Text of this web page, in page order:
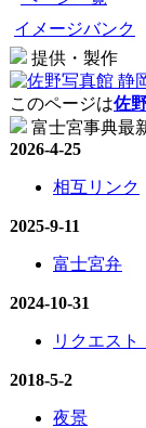
イメージバンク
提供・製作
このページは佐
富士宮事典最
2026-4-25
相互リンク
2025-9-11
富士宮弁
2024-10-31
リクエスト
2018-5-2
夜景